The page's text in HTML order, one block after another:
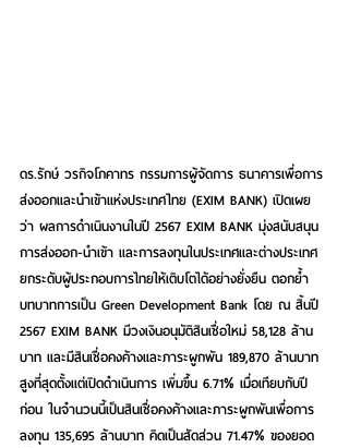
ดร.รักษ์ วรกิจโภคาทร กรรมการผู้จัดการ ธนาคารเพื่อการ
ส่งออกและนำเข้าแห่งประเทศไทย (EXIM BANK) เปิดเผย
ว่า ผลการดำเนินงานในปี 2567 EXIM BANK มุ่งสนับสนุน
การส่งออก-นำเข้า และการลงทุนในประเทศและต่างประเทศ
ยกระดับผู้ประกอบการไทยให้เติบโตได้อย่างยั่งยืน ตอกย้ำ
บทบาทการเป็น Green Development Bank โดย ณ สิ้นปี
2567 EXIM BANK มีวงเงินอนุมัติสินเชื่อใหม่ 58,128 ล้าน
บาท และมีสินเชื่อคงค้างและภาระผูกพัน 189,870 ล้านบาท
สูงที่สุดตั้งแต่เปิดดำเนินการ เพิ่มขึ้น 6.71% เมื่อเทียบกับปี
ก่อน ในจำนวนนี้เป็นสินเชื่อคงค้างและภาระผูกพันเพื่อการ
ลงทุน 135,695 ล้านบาท คิดเป็นสัดส่วน 71.47% ของยอด